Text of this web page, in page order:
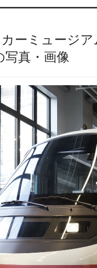
カーミュージ
写真・画像